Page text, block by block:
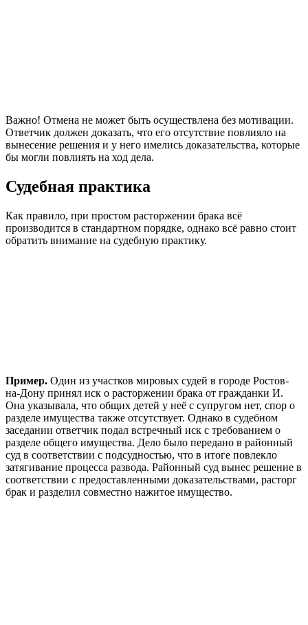
Важно! Отмена не может быть осуществлена без мотивации.
Ответчик должен доказать, что его отсутствие повлияло на
вынесение решения и у него имелись доказательства, которые
бы могли повлиять на ход дела.
Судебная практика
Как правило, при простом расторжении брака всё
производится в стандартном порядке, однако всё равно стоит
обратить внимание на судебную практику.
Пример. Один из участков мировых судей в городе Ростов-
на-Дону принял иск о расторжении брака от гражданки И.
Она указывала, что общих детей у неё с супругом нет, спор о
разделе имущества также отсутствует. Однако в судебном
заседании ответчик подал встречный иск с требованием о
разделе общего имущества. Дело было передано в районный
суд в соответствии с подсудностью, что в итоге повлекло
затягивание процесса развода. Районный суд вынес решение в
соответствии с предоставленными доказательствами, расторг
брак и разделил совместно нажитое имущество.